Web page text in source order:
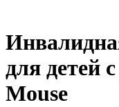
для детей
Mouse